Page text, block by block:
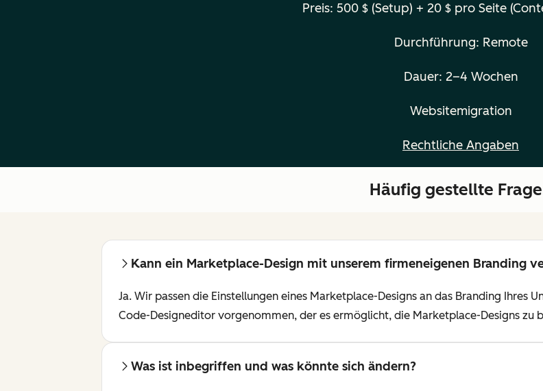
Preis: 500 $ (Setup) + 20 $ pro Seite
Durchführung: Remote
Dauer: 2–4 Wochen
Websitemigration
Rechtliche Angaben
Häufig gestellte
Kann ein Marketplace-Design mit unserem firmeneigenen Branding
Ja. Wir passen die Einstellungen eines Marketplace-Designs an das Branding Ihres
Code-Designeditor vorgenommen, der es ermöglicht, die Marketplace-Designs zu
Was ist inbegriffen und was könnte sich ändern?